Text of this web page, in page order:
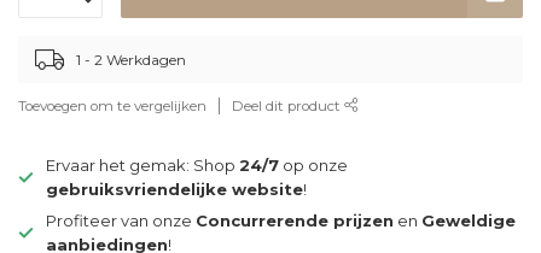
1 - 2 Werkdagen
Toevoegen om te vergelijken Deel dit product
Ervaar het gemak: Shop 24/7 op onze
gebruiksvriendelijke website!
Profiteer van onze Concurrerende prijzen en Geweldige
aanbiedingen!